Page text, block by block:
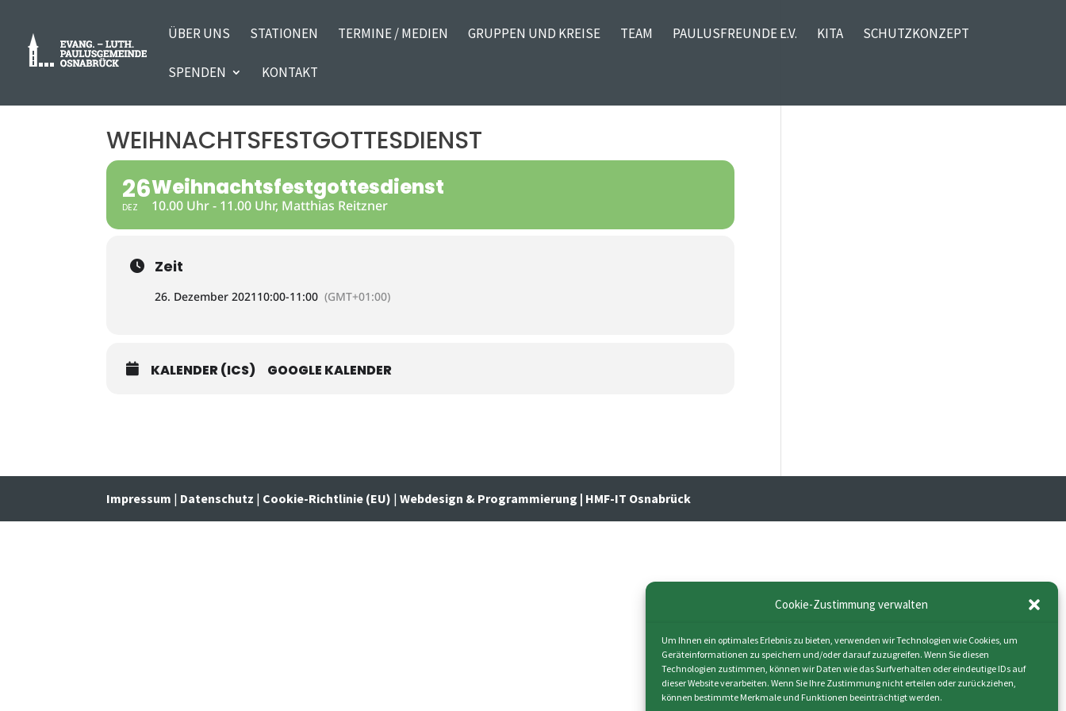
Cookie-Zustimmung verwalten
Um Ihnen ein optimales Erlebnis zu bieten, verwenden wir Technologien wie Cookies, um
Geräteinformationen zu speichern und/oder darauf zuzugreifen. Wenn Sie diesen
Technologien zustimmen, können wir Daten wie das Surfverhalten oder eindeutige IDs auf
dieser Website verarbeiten. Wenn Sie Ihre Zustimmung nicht erteilen oder zurückziehen,
können bestimmte Merkmale und Funktionen beeinträchtigt werden.
ÜBER UNS STATIONEN TERMINE / MEDIEN GRUPPEN UND KREISE TEAM PAULUSFREUNDE E.V. KITA SCHUTZKONZEPT
SPENDEN KONTAKT
WEIHNACHTSFESTGOTTESDIENST
26
DEZ
Weihnachtsfestgottesdienst
10.00 Uhr - 11.00 Uhr, Matthias Reitzner
Zeit
26. Dezember 202110:00-11:00 (GMT+01:00)
KALENDER (ICS) GOOGLE KALENDER
Impressum | Datenschutz | Cookie-Richtlinie (EU) |Webdesign & Programmierung | HMF-IT Osnabrück